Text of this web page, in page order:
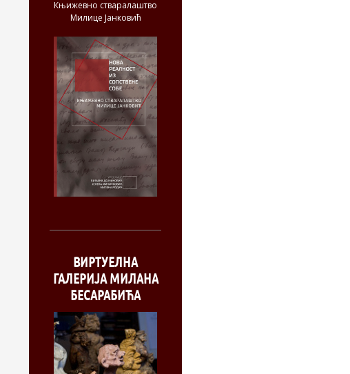
Књижевно стваралаштво
Милице Јанковић
ВИРТУЕЛНА
ГАЛЕРИЈА МИЛАНА
БЕСАРАБИЋА